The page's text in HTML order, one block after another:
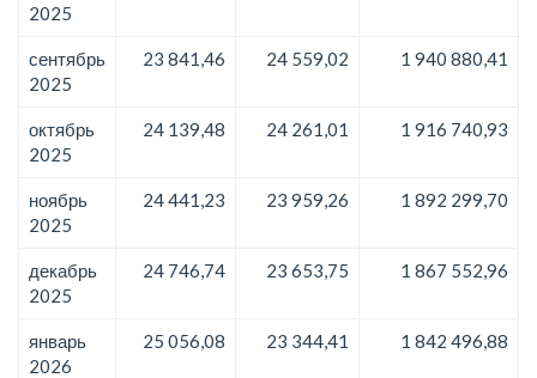
2025
сентябрь
2025
23 841,46 24 559,02 1 940 880,41
октябрь
2025
24 139,48 24 261,01 1 916 740,93
ноябрь
2025
24 441,23 23 959,26 1 892 299,70
декабрь
2025
24 746,74 23 653,75 1 867 552,96
январь
2026
25 056,08 23 344,41 1 842 496,88